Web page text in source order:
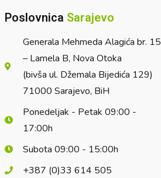
Poslovnica Sarajevo
Generala Mehmeda Alagića br. 15
– Lamela B, Nova Otoka
(bivša ul. Džemala Bijedića 129)
71000 Sarajevo, BiH
Ponedeljak - Petak 09:00 -
17:00h
Subota 09:00 - 15:00h
+387 (0)33 614 505